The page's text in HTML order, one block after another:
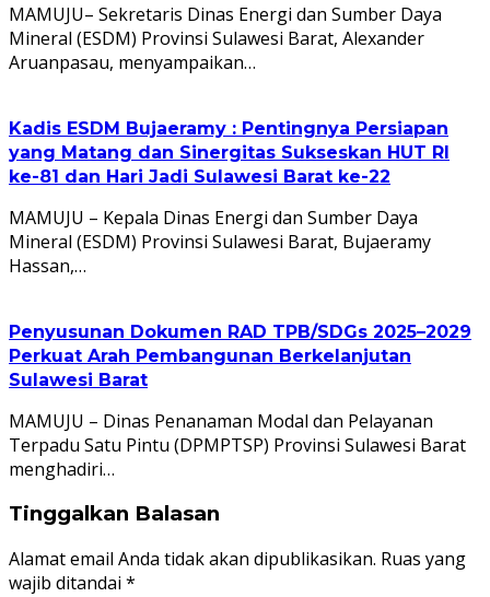
MAMUJU– Sekretaris Dinas Energi dan Sumber Daya
Mineral (ESDM) Provinsi Sulawesi Barat, Alexander
Aruanpasau, menyampaikan…
Kadis ESDM Bujaeramy : Pentingnya Persiapan
yang Matang dan Sinergitas Sukseskan HUT RI
ke-81 dan Hari Jadi Sulawesi Barat ke-22
MAMUJU – Kepala Dinas Energi dan Sumber Daya
Mineral (ESDM) Provinsi Sulawesi Barat, Bujaeramy
Hassan,…
Penyusunan Dokumen RAD TPB/SDGs 2025–2029
Perkuat Arah Pembangunan Berkelanjutan
Sulawesi Barat
MAMUJU – Dinas Penanaman Modal dan Pelayanan
Terpadu Satu Pintu (DPMPTSP) Provinsi Sulawesi Barat
menghadiri…
Tinggalkan Balasan
Alamat email Anda tidak akan dipublikasikan. Ruas yang
wajib ditandai *